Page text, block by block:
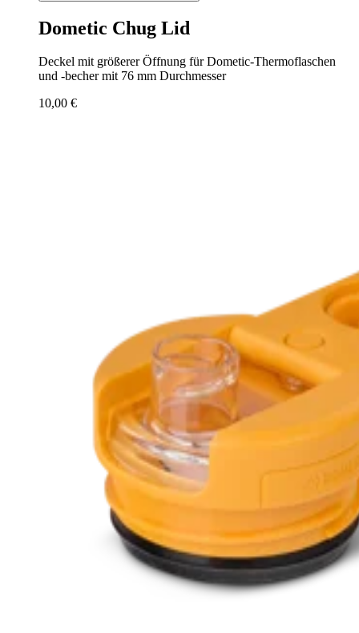
Dometic Chug Lid
Deckel mit größerer Öffnung für Dometic-Thermoflaschen
und -becher mit 76 mm Durchmesser
10,00 €